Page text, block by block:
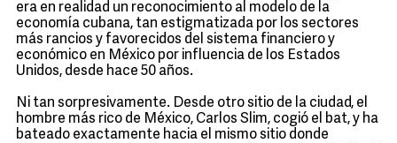
era en realidad un reconocimiento al modelo de la
economía cubana, tan estigmatizada por los sectores
más rancios y favorecidos del sistema financiero y
económico en México por influencia de los Estados
Unidos, desde hace 50 años.
Ni tan sorpresivamente. Desde otro sitio de la ciudad, el
hombre más rico de México, Carlos Slim, cogió el bat, y ha
bateado exactamente hacia el mismo sitio donde